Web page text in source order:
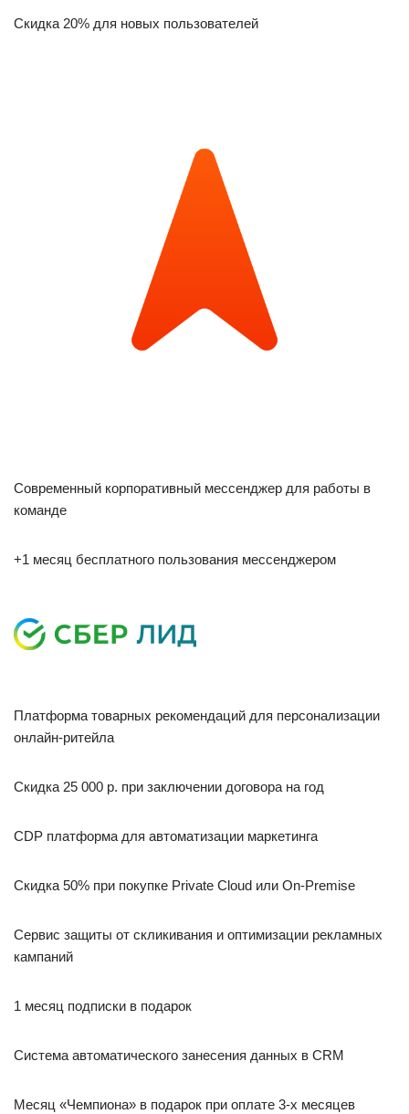
Скидка 20% для новых пользователей
Современный корпоративный мессенджер для работы в
команде
+1 месяц бесплатного пользования мессенджером
Платформа товарных рекомендаций для персонализации
онлайн-ритейла
Скидка 25 000 р. при заключении договора на год
CDP платформа для автоматизации маркетинга
Скидка 50% при покупке Private Cloud или On-Premise
Сервис защиты от скликивания и оптимизации рекламных
кампаний
1 месяц подписки в подарок
Система автоматического занесения данных в CRM
Месяц «Чемпиона‎» в подарок при оплате 3-х месяцев